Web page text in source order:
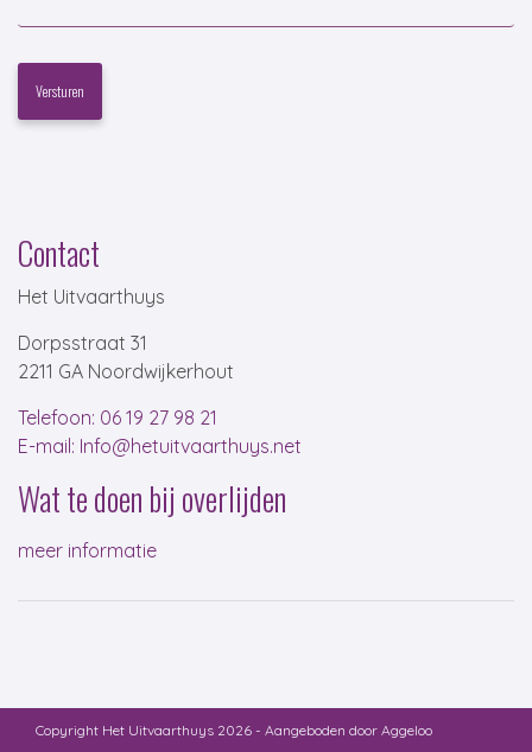
Contact
Het Uitvaarthuys
Dorpsstraat 31
2211 GA Noordwijkerhout
Telefoon: 06 19 27 98 21
E-mail: Info@hetuitvaarthuys.net
Wat te doen bij overlijden
meer informatie
Copyright Het Uitvaarthuys 2026 - Aangeboden door Aggeloo